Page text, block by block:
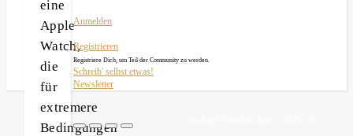
eine
Apple
Watch,
die
für
extremere
Bedingungen
Anmelden
Registrieren
Registriere Dich, um Teil der Community zu werden.
Schreib' selbst etwas!
Newsletter